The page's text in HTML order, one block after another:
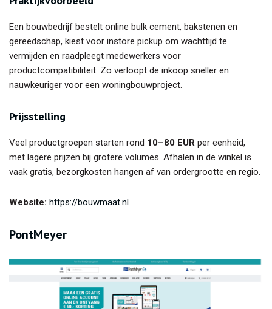
Een bouwbedrijf bestelt online bulk cement, bakstenen en
gereedschap, kiest voor instore pickup om wachttijd te
vermijden en raadpleegt medewerkers voor
productcompatibiliteit. Zo verloopt de inkoop sneller en
nauwkeuriger voor een woningbouwproject.
Prijsstelling
Veel productgroepen starten rond 10–80 EUR per eenheid,
met lagere prijzen bij grotere volumes. Afhalen in de winkel is
vaak gratis, bezorgkosten hangen af van ordergrootte en regio.
Website: https://bouwmaat.nl
PontMeyer